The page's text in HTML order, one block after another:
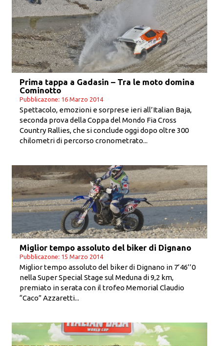
Prima tappa a Gadasin – Tra le moto domina
Cominotto
Pubblicazone: 16 Marzo 2014
Spettacolo, emozioni e sorprese ieri all’Italian Baja,
seconda prova della Coppa del Mondo Fia Cross
Country Rallies, che si conclude oggi dopo oltre 300
chilometri di percorso cronometrato...
Miglior tempo assoluto del biker di Dignano
Pubblicazone: 15 Marzo 2014
Miglior tempo assoluto del biker di Dignano in 7’46’’0
nella Super Special Stage sul Meduna di 9,2 km,
premiato in serata con il trofeo Memorial Claudio
“Caco” Azzaretti...